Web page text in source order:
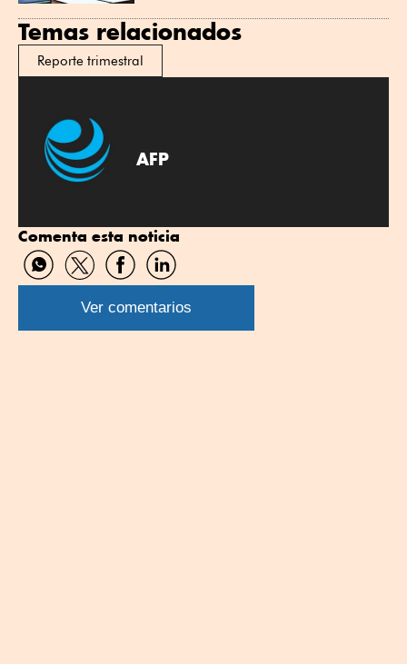
Temas relacionados
Reporte trimestral
AFP
Comenta esta noticia
Compartir
por
WhatsApp
Compartir
por
Twitter
Compartir
por
Facebook
Compartir
por
Linkedin
Ver comentarios